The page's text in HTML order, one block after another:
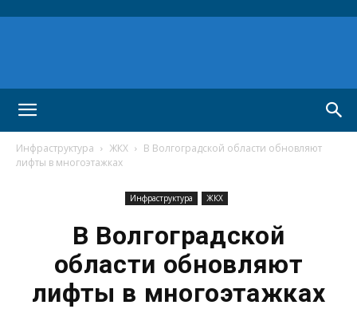
Инфраструктура ЖКХ
В Волгоградской области обновляют
лифты в многоэтажках
Инфраструктура ЖКХ
В Волгоградской
области обновляют
лифты в многоэтажках